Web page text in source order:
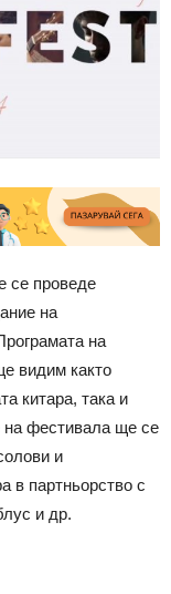
се проведе
на
на
видим както
китара, така и
на фестивала ще се
и
в партньорство с
и др.